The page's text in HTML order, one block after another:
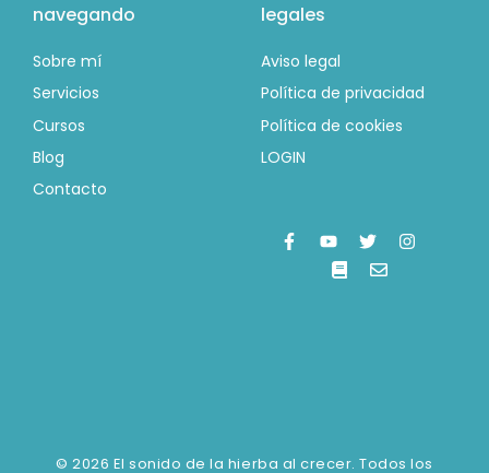
navegando
Sobre mí
Servicios
Cursos
Blog
Contacto
legales
Aviso legal
Política de privacidad
Política de cookies
LOGIN
© 2026 El sonido de la hierba al crecer. Todos los